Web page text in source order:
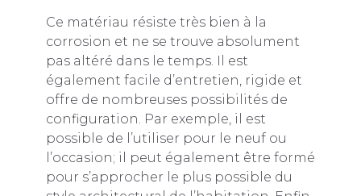
Ce matériau résiste très bien à la
corrosion et ne se trouve absolument
pas altéré dans le temps. Il est
également facile d’entretien, rigide et
offre de nombreuses possibilités de
configuration. Par exemple, il est
possible de l’utiliser pour le neuf ou
l’occasion; il peut également être formé
pour s’approcher le plus possible du